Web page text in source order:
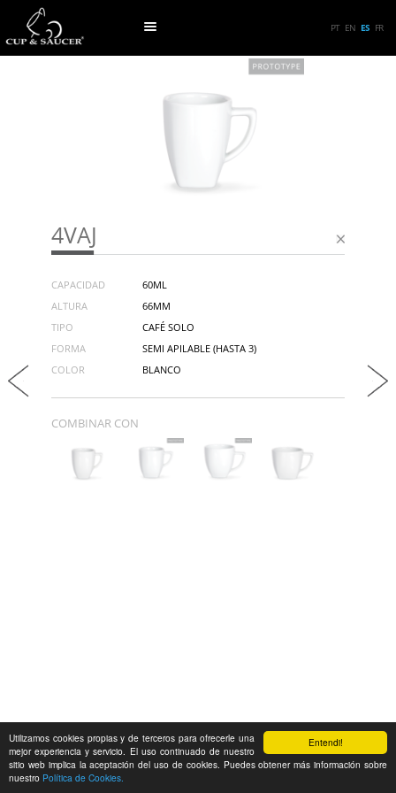
Entendi!
Utilizamos cookies propias y de terceros para ofrecerle una
mejor experiencia y servicio. El uso continuado de nuestro
sitio web implica la aceptación del uso de cookies. Puedes obtener más información sobre
nuestro Política de Cookies.
PT EN ES FR
4VAJ
CAPACIDAD
60ML
ALTURA
66MM
TIPO
CAFÉ SOLO
FORMA
SEMI APILABLE (HASTA 3)
COLOR
BLANCO
COMBINAR CON